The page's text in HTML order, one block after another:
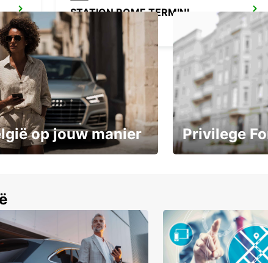
STATION ROME TERMINI
ROMA - ITALY
op jouw manier Privilege